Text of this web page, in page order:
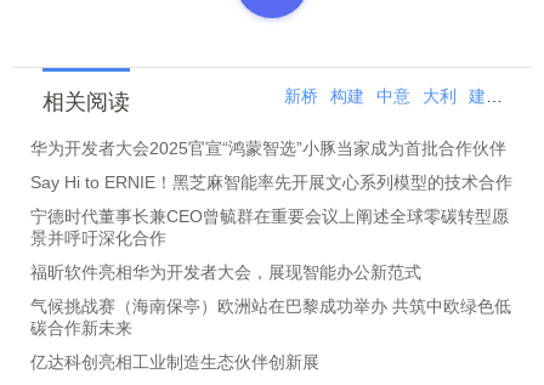
相关阅读 新桥 构建 中意 大利 建中
华为开发者大会2025官宣“鸿蒙智选”小豚当家成为首批合作伙伴
Say Hi to ERNIE！黑芝麻智能率先开展文心系列模型的技术合作
宁德时代董事长兼CEO曾毓群在重要会议上阐述全球零碳转型愿
景并呼吁深化合作
福昕软件亮相华为开发者大会，展现智能办公新范式
气候挑战赛（海南保亭）欧洲站在巴黎成功举办 共筑中欧绿色低
碳合作新未来
亿达科创亮相工业制造生态伙伴创新展